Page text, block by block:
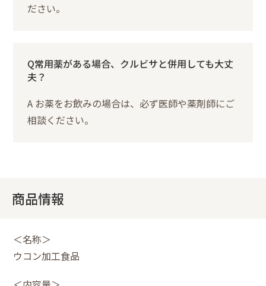
ださい。
Q常用薬がある場合、クルビサと併用しても大丈
夫？
A お薬をお飲みの場合は、必ず医師や薬剤師にご
相談ください。
商品情報
＜名称＞
ウコン加工食品